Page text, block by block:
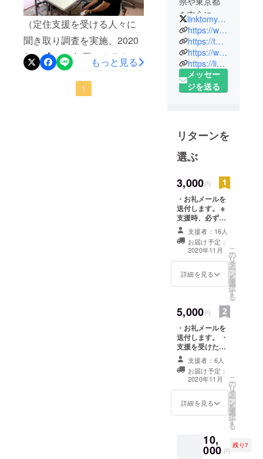
（定住支援を受ける人々に
聞き取り調査を実施、2020
年）【2020年夏、クラウド
ファンディング終了】2020
年に新型コロナウイルスと
もっと見る
1
を中心に
①在日ミャ
ンマー人定
住支援
②文化交流
③国際協力
活動
一緒に活動
していただ
ける会員及
ティア募集
中！日本人
とミャン
マー人が協
力して運営
している特
定非営利活
動法人で
す。
linktomyanmar
https://www.npoltm.org/
https://twitter.com/linktomyanmar
https://www.facebook.com/LinkToMyanmar/
https://lin.ee/kErlrHY
メッセー
ジを送る
リターンを
選ぶ
3,000円
・お礼メールを
送付します。 ※
支援時、必ず備
考欄にご希望の
お名前をご記入
ください。
支援者：16人
お届け予定：
2020年11月
詳細を見る
こ
の
リ
タ
ー
ン
を
選
択
す
る
5,000円
・お礼メールを
送付します。 ・
支援を受けた
ミャンマー人か
らのお礼メッ
セージレターを
送付します。 ※
支援時、必ず備
考欄にご希望の
支援者：6人
お届け予定：
2020年11月
詳細を見る
こ
の
リ
タ
ー
ン
を
選
択
す
る
10,
000 円
残り7